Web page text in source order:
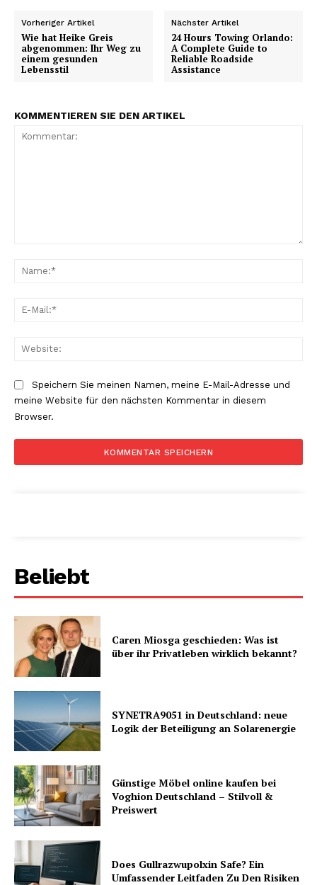
Vorheriger Artikel
Wie hat Heike Greis
abgenommen: Ihr Weg zu
einem gesunden
Lebensstil
Nächster Artikel
24 Hours Towing Orlando:
A Complete Guide to
Reliable Roadside
Assistance
KOMMENTIEREN SIE DEN ARTIKEL
Speichern Sie meinen Namen, meine E-Mail-Adresse und
meine Website für den nächsten Kommentar in diesem
Browser.
Beliebt
Caren Miosga geschieden: Was ist
über ihr Privatleben wirklich bekannt?
SYNETRA9051 in Deutschland: neue
Logik der Beteiligung an Solarenergie
Günstige Möbel online kaufen bei
Voghion Deutschland – Stilvoll &
Preiswert
Does Gullrazwupolxin Safe? Ein
Umfassender Leitfaden Zu Den Risiken